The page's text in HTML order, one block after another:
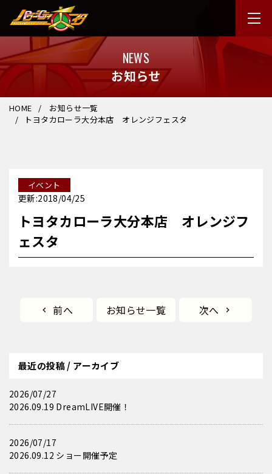
NEWS
お知らせ
HOME
お知らせ一覧
トヨタカローラ大分本店 オレンジフェスタ
イベント
更新:2018/04/25
トヨタカローラ大分本店 オレンジフ
ェスタ
前へ お知らせ一覧 次へ
最近の投稿 / アーカイブ
2026/07/27
2026.09.19 DreamLIVE開催！
2026/07/17
2026.09.12 ショー開催予定